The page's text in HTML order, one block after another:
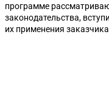
программе
законодательства,
их применения